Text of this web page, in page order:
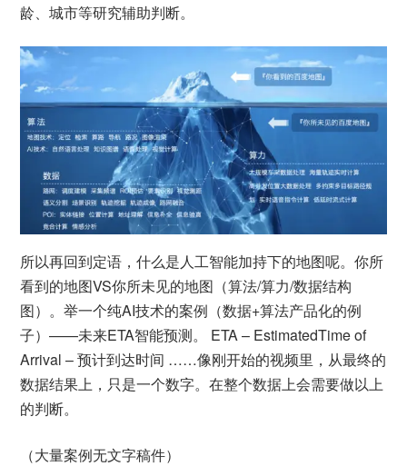
龄、城市等研究辅助判断。
所以再回到定语，什么是人工智能加持下的地图呢。你所
看到的地图VS你所未见的地图（算法/算力/数据结构
图）。举一个纯AI技术的案例（数据+算法产品化的例
子）——未来ETA智能预测。 ETA – EstimatedTime of
Arrival – 预计到达时间 ……像刚开始的视频里，从最终的
数据结果上，只是一个数字。在整个数据上会需要做以上
的判断。
（大量案例无文字稿件）